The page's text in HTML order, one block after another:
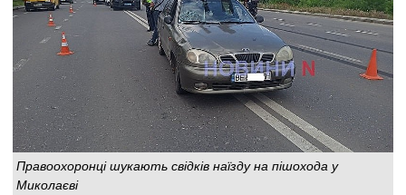
Правоохоронці шукають свідків наїзду на пішохода у
Миколаєві